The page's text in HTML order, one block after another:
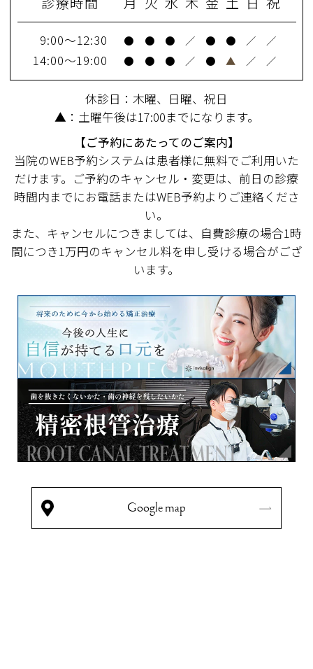
9:00～12:30 ● ● ● ／ ● ● ／ ／
14:00～19:00 ● ● ● ／ ● ▲ ／ ／
休診日：木曜、日曜、祝日
▲：土曜午後は17:00までになります。
【ご予約にあたってのご案内】
当院のWEB予約システムは患者様に無料でご利用いた
だけます。ご予約のキャンセル・変更は、前日の診療
時間内までにお電話またはWEB予約よりご連絡くださ
い。
また、キャンセルにつきましては、自費診療の場合1時
間につき1万円のキャンセル料を申し受ける場合がござ
います。
Google map